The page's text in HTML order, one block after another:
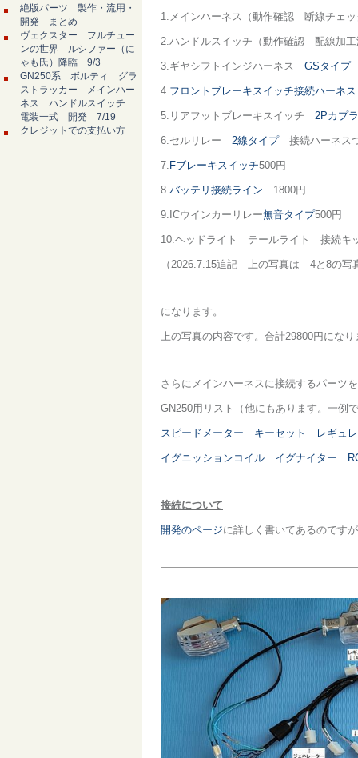
絶版パーツ 製作・流用・
開発 まとめ
ヴェクスター フルチュー
ンの世界 ルシファー（に
ゃも氏）降臨 9/3
GN250系 ボルティ グラ
ストラッカー メインハー
ネス ハンドルスイッチ
電装一式 開発 7/19
クレジットでの支払い方
1.メインハーネス（動作確認 断線チェ
2.ハンドルスイッチ（動作確認 配線
3.ギヤシフトインジハーネス GSタイプ
4.フロントブレーキスイッチ接続ハーネス
5.リアフットブレーキスイッチ 2Pカプ
6.セルリレー 2線タイプ接続ハーネス
7. Fブレーキスイッチ500円
8.バッテリ接続ライン 1800円
9.ICウインカーリレー無音タイプ500円
10.ヘッドライト テールライト 接続キ
（2026.7.15追記 上の写真は 4と8の写
になります。
上の写真の内容です。合計29800円にな
さらにメインハーネスに接続するパーツ
GN250用リスト（他にもあります。一例
スピードメーター キーセット レギュ
イグニッションコイル イグナイター
接続について
開発のページに詳しく書いてあるのです